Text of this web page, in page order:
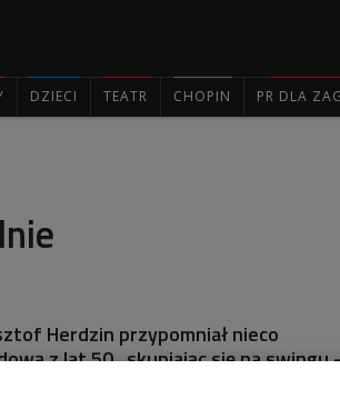
DZIECI TEATR CHOPIN PR DLA
Herdzin przypomniał nieco
z lat 50., skupiając się na swingu -